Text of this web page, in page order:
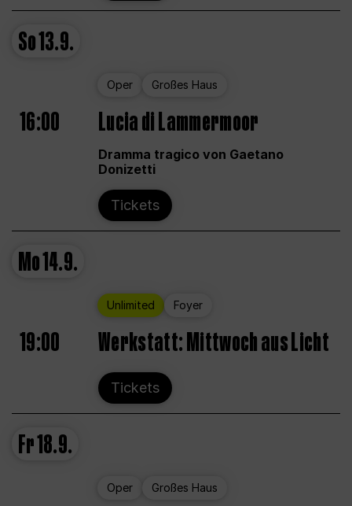
So13.9.
Oper Großes Haus
16:00 Lucia di Lammermoor
Dramma tragico von Gaetano
Donizetti
Tickets
Mo14.9.
Unlimited Foyer
19:00 Werkstatt: Mittwoch aus Licht
Tickets
Fr18.9.
Oper Großes Haus